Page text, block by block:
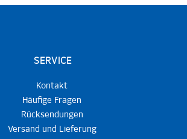
SERVICE
Kontakt
Häufige Fragen
Rücksendungen
Versand und Lieferung